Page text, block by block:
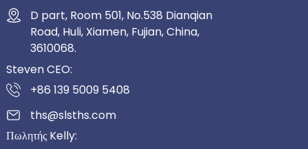
D part, Room 501, No.538 Dianqian
Road, Huli, Xiamen, Fujian, China,
3610068.
Steven CEO:
+86 139 5009 5408
ths@slsths.com
Πωλητής Kelly: